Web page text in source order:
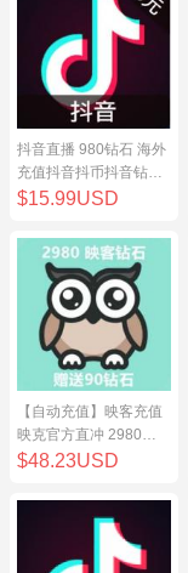
抖音直播 980钻石 海外
充值抖音抖币抖音钻98
元
$15.99USD
【自动充值】映客充值
映克官方直冲 2980钻
石 298元 inke钻石
$48.23USD